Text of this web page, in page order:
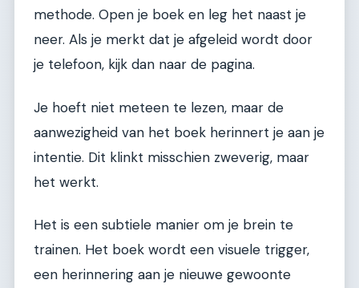
methode. Open je boek en leg het naast je
neer. Als je merkt dat je afgeleid wordt door
je telefoon, kijk dan naar de pagina.
Je hoeft niet meteen te lezen, maar de
aanwezigheid van het boek herinnert je aan je
intentie. Dit klinkt misschien zweverig, maar
het werkt.
Het is een subtiele manier om je brein te
trainen. Het boek wordt een visuele trigger,
een herinnering aan je nieuwe gewoonte